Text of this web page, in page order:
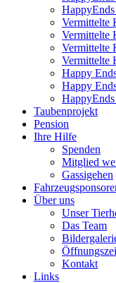
Vermittelte
Vermittelte
Vermittelte
Vermittelte
Happy
Happy
Taubenprojekt
Pension
Ihre Hilfe
Spenden
Mitglied
Gassigehen
Über uns
Unser
Das Team
Kontakt
Links